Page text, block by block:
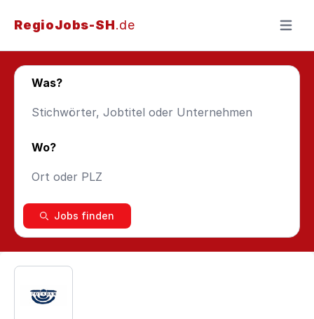
RegioJobs-SH.de Menü
Was?
Wo?
Jobs finden